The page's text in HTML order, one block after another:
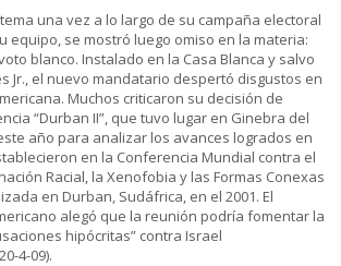
una vez a lo largo de su campaña electoral
equipo, se mostró luego omiso en la materia:
blanco. Instalado en la Casa Blanca y salvo
Jr., el nuevo mandatario despertó disgustos en
Muchos criticaron su decisión de
“Durban II”, que tuvo lugar en Ginebra del
año para analizar los avances logrados en
en la Conferencia Mundial contra el
Racial, la Xenofobia y las Formas Conexas
en Durban, Sudáfrica, en el 2001. El
alegó que la reunión podría fomentar la
hipócritas” contra Israel
4-09).